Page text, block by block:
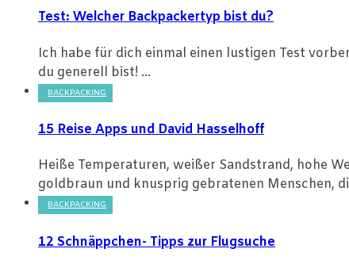
Test: Welcher Backpackertyp bist du?
Ich habe für dich einmal einen lustigen Test
du generell bist! ...
BACKPACKING
15 Reise Apps und David Hasselhoff
Heiße Temperaturen, weißer Sandstrand, hohe
goldbraun und knusprig gebratenen Menschen,
BACKPACKING
12 Schnäppchen- Tipps zur Flugsuche